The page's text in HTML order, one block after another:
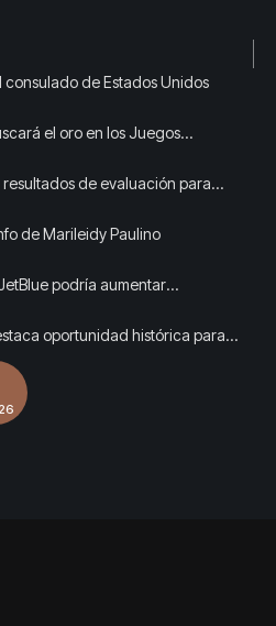
de Estados Unidos
el oro en los Juegos
de evaluación para
de Marileidy Paulino
podría aumentar
oportunidad histórica para
entre República